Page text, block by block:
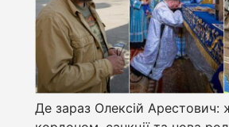
Де зараз Олексій Арестович: